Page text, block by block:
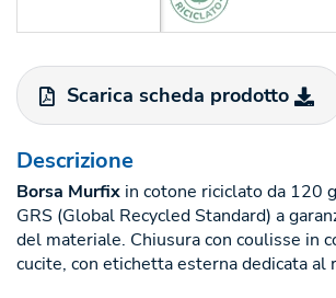
Scarica scheda prodotto
Descrizione
Borsa Murfix in cotone riciclato da 120
GRS (Global Recycled Standard) a
del materiale. Chiusura con coulisse in
cucite, con etichetta esterna dedicata al